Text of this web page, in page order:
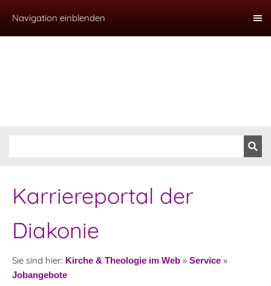
Navigation einblenden
Karriereportal der
Diakonie
Sie sind hier: Kirche & Theologie im Web » Service »
Jobangebote